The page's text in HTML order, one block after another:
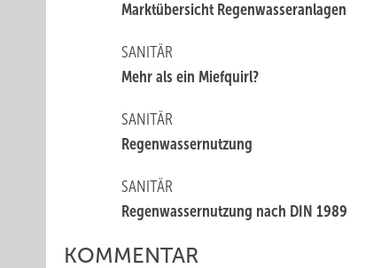
Marktübersicht Regenwasseranlagen
SANITÄR
Mehr als ein Miefquirl?
SANITÄR
Regenwassernutzung
SANITÄR
Regenwassernutzung nach DIN 1989
KOMMENTAR